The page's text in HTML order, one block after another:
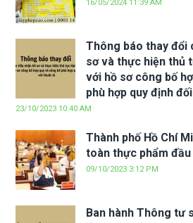
16/05/2024 11:39 AM
Thông báo thay đổi
sơ và thực hiện thủ
với hồ sơ công bố
phù hợp quy định
23/10/2023 10:40 AM
Thành phố Hồ Chí
toàn thực phẩm
09/10/2023 3:12 PM
Ban hành Thông tư